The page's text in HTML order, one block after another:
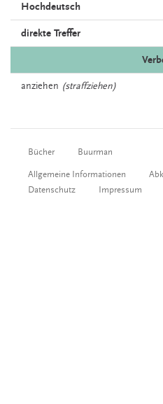
Hochdeutsch
direkte Treffer
anziehen (straffziehen)
Bücher Buurman
Allgemeine Informationen
Datenschutz
Impressum